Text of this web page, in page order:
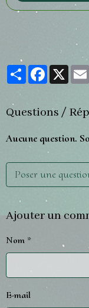
PartagerFacebook
X
Questions /
Aucune question.
Poser une
Ajouter un
Nom
E-mail